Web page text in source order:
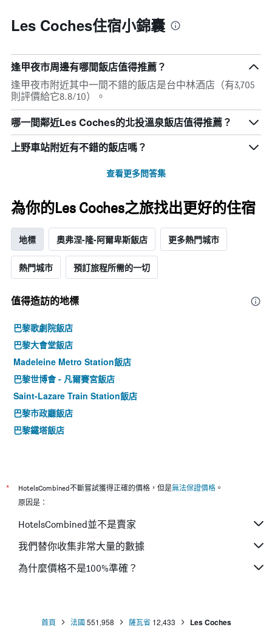
Les Coches住宿小錦囊
逢甲夜市周邊有哪間飯店值得推薦？
逢甲夜市附近其中一間不錯的飯店是台中林酒店（有3,705
則評價給它8.8/10）。
哪一間鄰近Les Coches的北投溫泉飯店值得推薦？
上野車站附近有不錯的飯店嗎？
查看更多問答集
為你的Les Coches之旅找出更好的住宿
地標 奧弗涅-隆-阿爾卑斯飯店 更多熱門城市
熱門城市 預訂旅程所需的一切
值得造訪的地標
巴黎歌劇院飯店
巴黎大會堂飯店
Madeleine Metro Station飯店
巴黎世博會 - 凡爾賽宮飯店
Saint-Lazare Train Station飯店
巴黎市政廳飯店
巴黎鐵塔飯店
* HotelsCombined不斷嘗試獲得正確的價格，但是無法保證價格 。
原因是：
HotelsCombined並不是賣家
我們替你收集非常大量的數據
為什麼價格不是100%準確？
首頁 法國 551,958 薩瓦省 12,433 Les Coches